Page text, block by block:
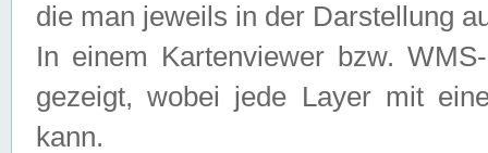
die man jeweils in der Darstellung
In einem Kartenviewer bzw.
gezeigt, wobei jede Layer mit
kann.